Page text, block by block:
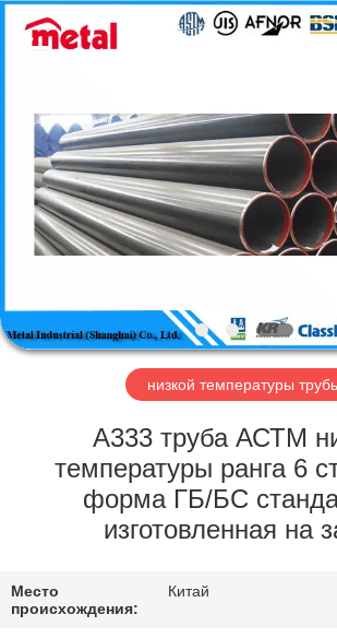
ДОМ
ПРОДУКТЫ
ПУТЕШЕСТВИЕ
ФАБРИКИ
ПРОВЕРКА
КАЧЕСТВА
МЫ
TOBO
STEEL
GROUP
CHINA.
низкой температуры
А333 труба АСТМ
температуры ранга 6
форма ГБ/БС
изготовленная на
Место
происхождения:
Китай